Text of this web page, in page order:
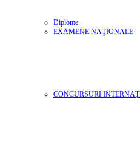
Diplome
EXAMENE NAŢIONALE
CONCURSURI